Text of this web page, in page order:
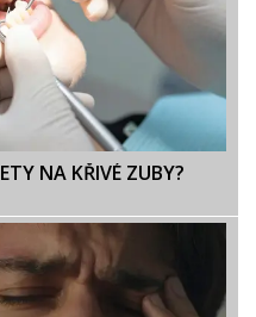
NA KŘIVÉ ZUBY?